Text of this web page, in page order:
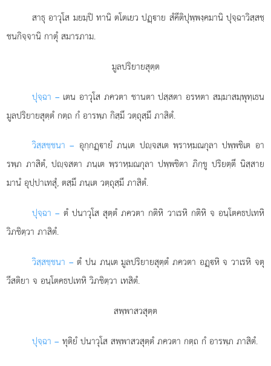
สาธุ อาวุโส มยมฺปิ ทานิ ตโตเยว ปฏฺาย สํคีติปุพฺพงฺคมานิ ปุจฺฉาวิสฺสชฺ
ชนกิจฺจานิ กาตุํ สมารภาม.
มูลปริยายสุตฺต
ปุจฺฉา – เตน อาวุโส ภควตา ชานตา ปสฺสตา อรหตา สมฺมาสมฺพุทฺเธน
มูลปริยายสุตฺตํ กตฺถ กํ อารพฺภ กิสฺมึ วตฺถุสฺมึ ภาสิตํ.
วิสฺสชฺชนา – อุกฺกฏฺายํ ภนฺเต ปฺจสเต พฺราหฺมณกุลา ปพฺพชิเต อา
รพฺภ ภาสิตํ, ปฺจสตา ภนฺเต พฺราหฺมณกุลา ปพฺพชิตา ภิกฺขู ปริยตฺตึ นิสฺสาย
มานํ อุปฺปาเทสุํ, ตสฺมึ ภนฺเต วตฺถุสฺมึ ภาสิตํ.
ปุจฺฉา – ตํ ปนาวุโส สุตฺตํ ภควตา กติหิ วาเรหิ กติหิ จ อนฺโตคธปเทหิ
วิภชิตฺวา ภาสิตํ.
วิสฺสชฺชนา – ตํปน ภนฺเต มูลปริยายสุตฺตํ ภควตา อฏฺหิ จ วาเรหิ จตุ
วีสติยา จ อนฺโตคธปเทหิ วิภชิตฺวา เทสิตํ.
สพฺพาสวสุตฺต
ปุจฺฉา – ทุติยํ ปนาวุโส สพฺพาสวสุตฺตํ ภควตา กตฺถ กํ อารพฺภ ภาสิตํ.